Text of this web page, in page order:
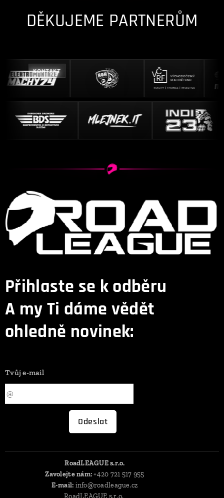
DĚKUJEME PARTNERŮM
KONTAKT
Přihlaste se k odběru
A my Ti dáme vědět
ohledně novinek:
Tvůj e-mail
Odeslat
RoadLEAGUE s.r.o.
Zavolejte nám:+420 721 517 955
E-mail: info@roadleague.cz